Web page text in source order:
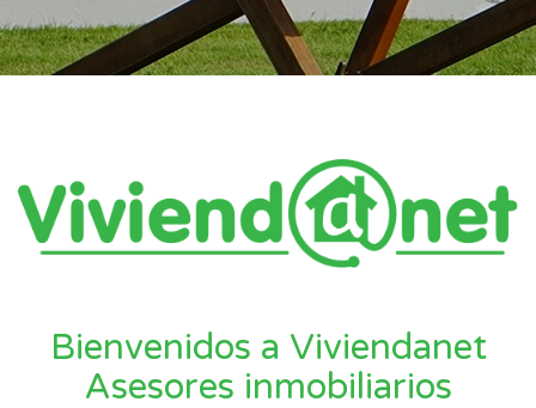
Bienvenidos a Viviendanet
Asesores inmobiliarios